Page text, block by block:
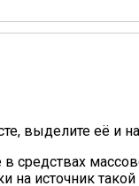
выделите её и
средствах
на источник